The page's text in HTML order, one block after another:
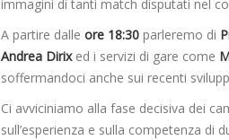
immagini di tanti match disputati nel
A partire dalle ore 18:30 parleremo di
Andrea Dirixed i servizi di gare come
soffermandoci anche sui recenti
Ci avviciniamo alla fase decisiva dei
sull’esperienza e sulla competenza